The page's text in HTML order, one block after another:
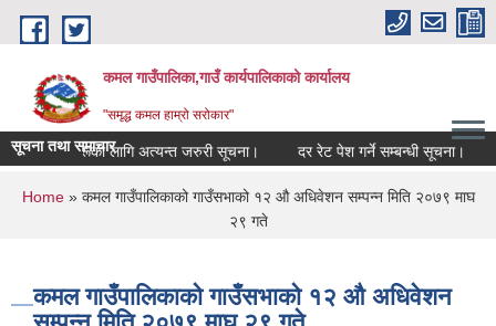
Skip to main content
कमल गाउँपालिका,गाउँ कार्यपालिकाको कार्यालय
"समृद्ध कमल हाम्रो सरोकार"
सूचना तथा समाचार
कृषकहरूका लागि अत्यन्त जरुरी सूचना। दर रेट पेश गर्ने सम्बन्धी सूचना।
You are here
Home» कमल गाउँपालिकाको गाउँसभाको १२ औ अधिवेशन सम्पन्न मिति २०७९ माघ
२९ गते
कमल गाउँपालिकाको गाउँसभाको १२ औ अधिवेशन